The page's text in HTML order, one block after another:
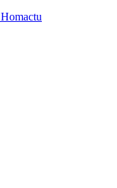
Homactu